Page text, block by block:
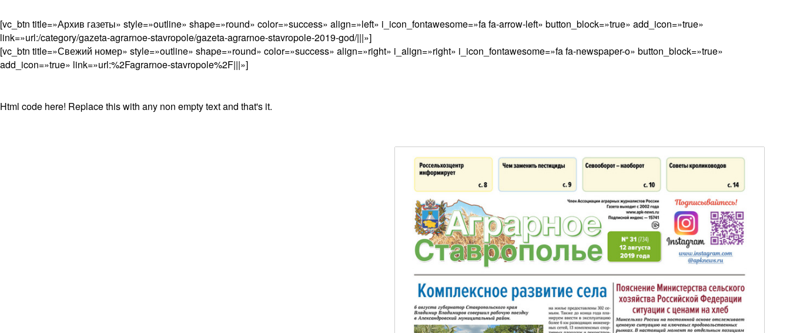
[vc_btn title=»Архив газеты» style=»outline» shape=»round» color=»success» align=»left» i_icon_fontawesome=»fa fa-arrow-left» button_block=»true» add_icon=»true»
link=»url:/category/gazeta-agrarnoe-stavropole/gazeta-agrarnoe-stavropole-2019-god/|||»]
[vc_btn title=»Свежий номер» style=»outline» shape=»round» color=»success» align=»right» i_align=»right» i_icon_fontawesome=»fa fa-newspaper-o» button_block=»true»
add_icon=»true» link=»url:%2Fagrarnoe-stavropole%2F|||»]
Html code here! Replace this with any non empty text and that's it.